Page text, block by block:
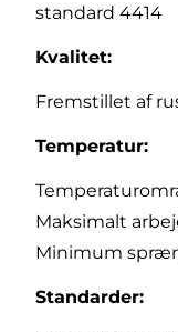
standard 4414
Kvalitet:
Fremstillet af
Temperatur:
Maksimalt
Minimum
Standarder: